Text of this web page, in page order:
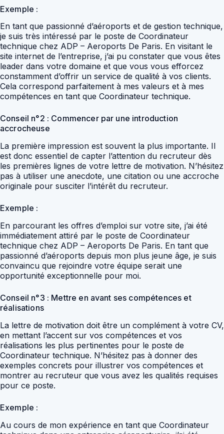
Exemple :
En tant que passionné d’aéroports et de gestion technique,
je suis très intéressé par le poste de Coordinateur
technique chez ADP – Aeroports De Paris. En visitant le
site internet de l’entreprise, j’ai pu constater que vous êtes
leader dans votre domaine et que vous vous efforcez
constamment d’offrir un service de qualité à vos clients.
Cela correspond parfaitement à mes valeurs et à mes
compétences en tant que Coordinateur technique.
Conseil n°2 : Commencer par une introduction
accrocheuse
La première impression est souvent la plus importante. Il
est donc essentiel de capter l’attention du recruteur dès
les premières lignes de votre lettre de motivation. N’hésitez
pas à utiliser une anecdote, une citation ou une accroche
originale pour susciter l’intérêt du recruteur.
Exemple :
En parcourant les offres d’emploi sur votre site, j’ai été
immédiatement attiré par le poste de Coordinateur
technique chez ADP – Aeroports De Paris. En tant que
passionné d’aéroports depuis mon plus jeune âge, je suis
convaincu que rejoindre votre équipe serait une
opportunité exceptionnelle pour moi.
Conseil n°3 : Mettre en avant ses compétences et
réalisations
La lettre de motivation doit être un complément à votre CV,
en mettant l’accent sur vos compétences et vos
réalisations les plus pertinentes pour le poste de
Coordinateur technique. N’hésitez pas à donner des
exemples concrets pour illustrer vos compétences et
montrer au recruteur que vous avez les qualités requises
pour ce poste.
Exemple :
Au cours de mon expérience en tant que Coordinateur